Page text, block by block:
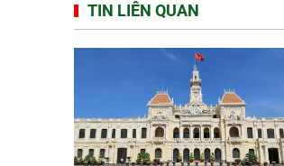
TIN LIÊN QUAN